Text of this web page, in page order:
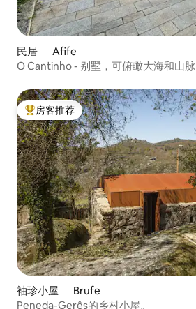
民居 ｜ Afife
O Cantinho - 别墅，可俯瞰大海和山脉
热门「房客推荐」
房客推荐
袖珍小屋 ｜ Brufe
Peneda-Gerês的乡村小屋。